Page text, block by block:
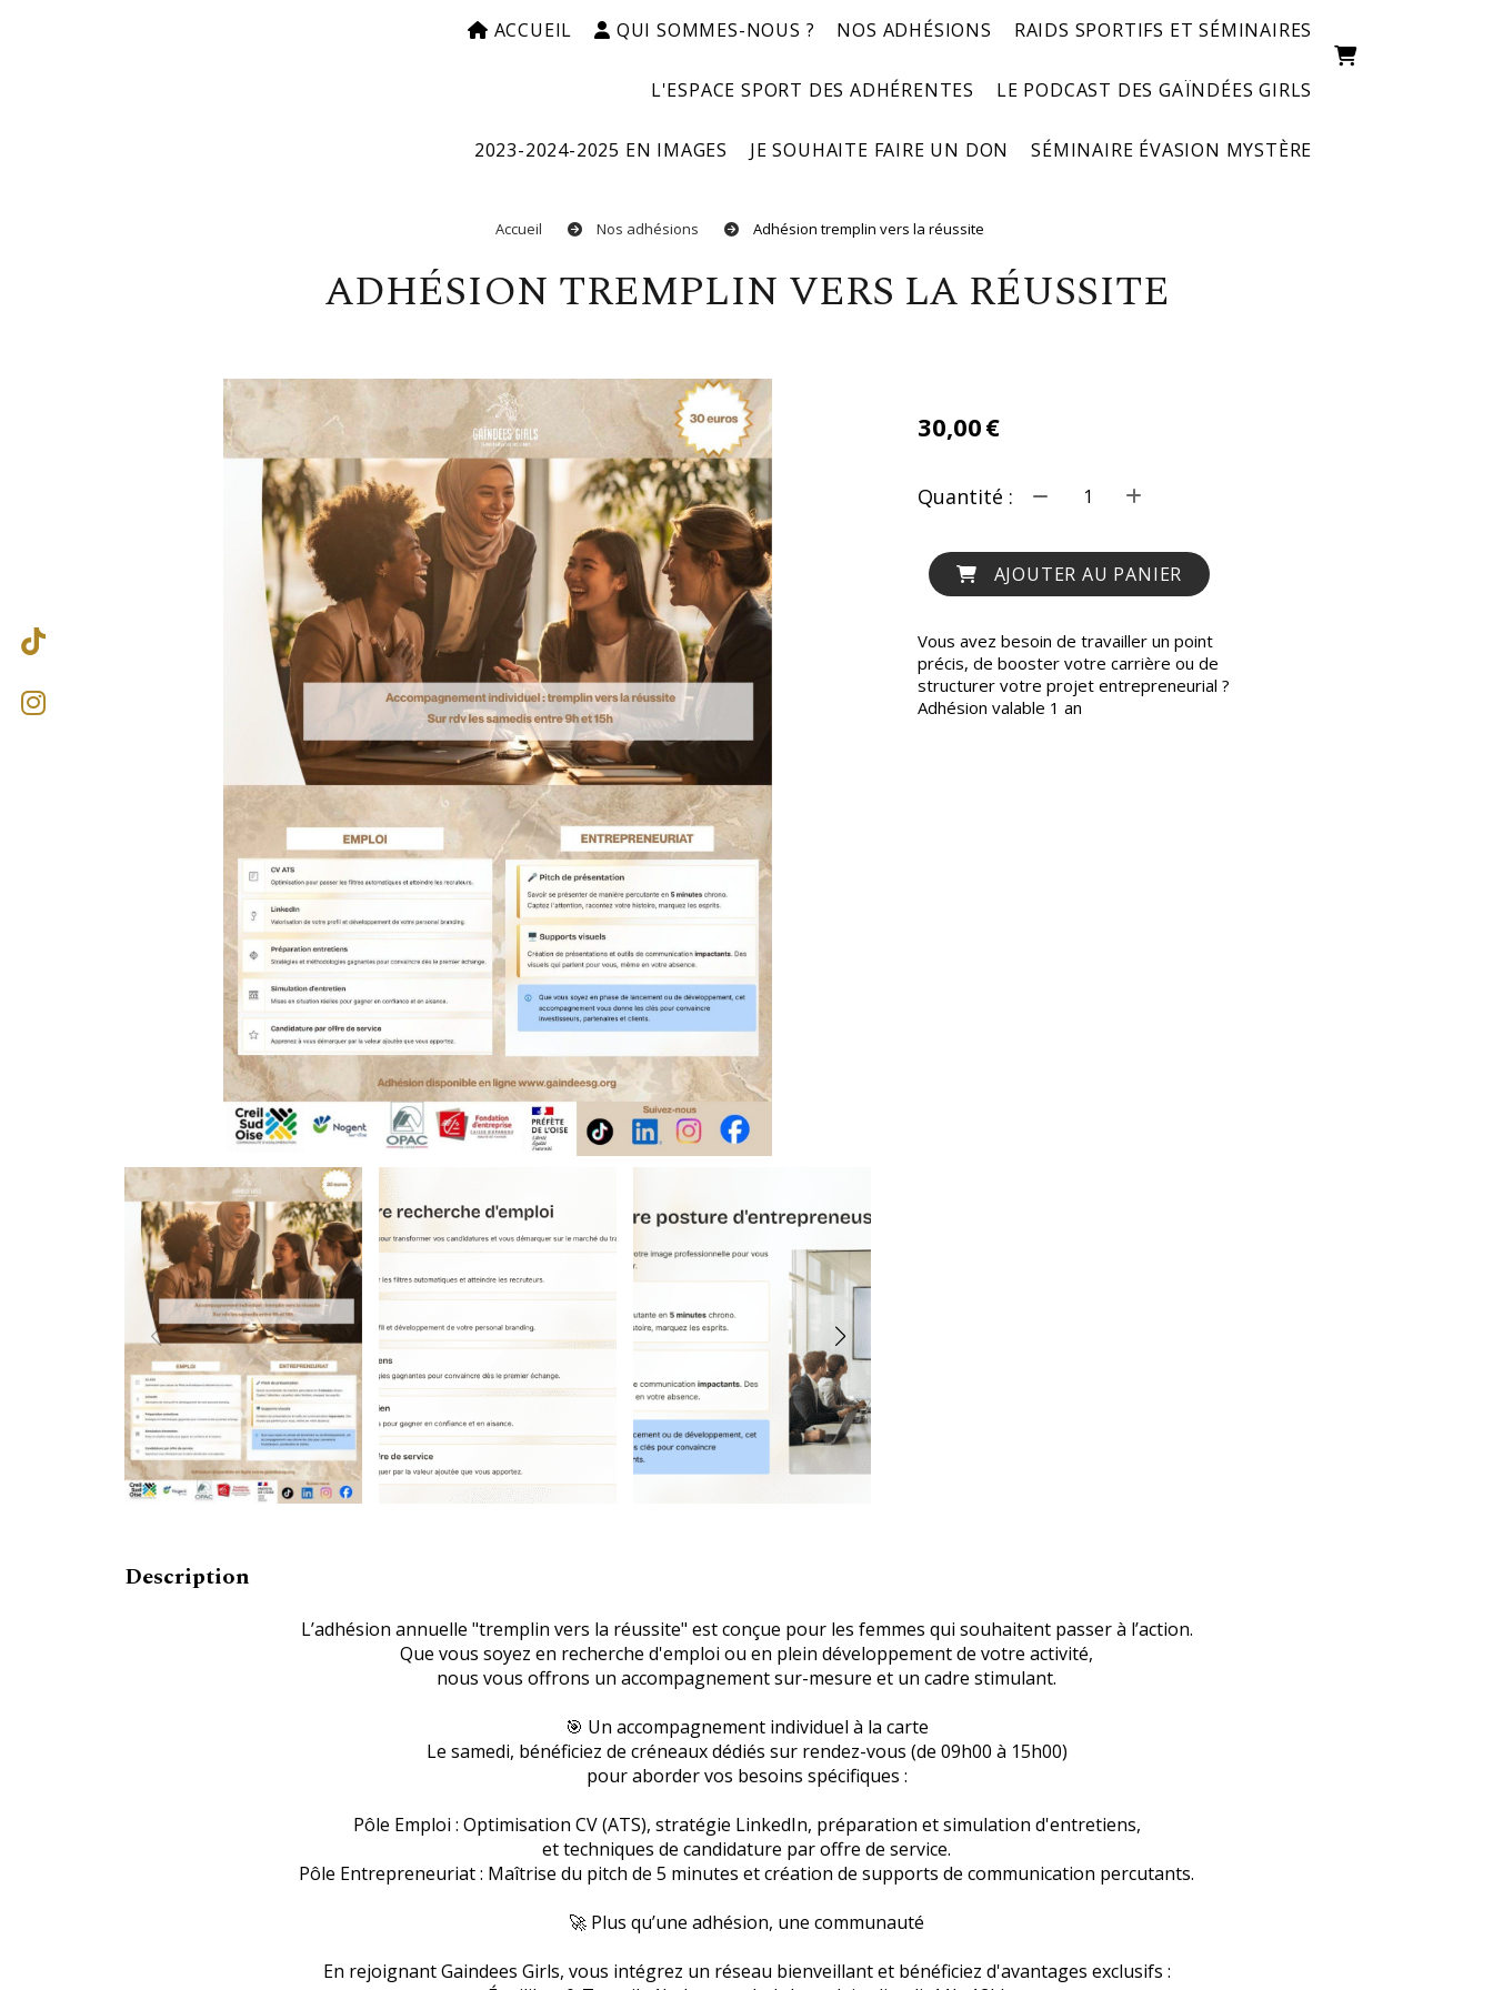
ACCUEIL QUI SOMMES-NOUS ? NOS ADHÉSIONS RAIDS SPORTIFS ET SÉMINAIRES
L'ESPACE SPORT DES ADHÉRENTES LE PODCAST DES GAÏNDÉES GIRLS
2023-2024-2025 EN IMAGES JE SOUHAITE FAIRE UN DON SÉMINAIRE ÉVASION MYSTÈRE
Accueil Nos adhésions Adhésion tremplin vers la réussite
ADHÉSION TREMPLIN VERS LA RÉUSSITE
30,00€
Quantité :
AJOUTER AU PANIER
Vous avez besoin de travailler un point
précis, de booster votre carrière ou de
structurer votre projet entrepreneurial ?
Adhésion valable 1 an
Description
L’adhésion annuelle "tremplin vers la réussite" est conçue pour les femmes qui souhaitent passer à l’action.
Que vous soyez en recherche d'emploi ou en plein développement de votre activité,
nous vous offrons un accompagnement sur-mesure et un cadre stimulant.
🎯 Un accompagnement individuel à la carte
Le samedi, bénéficiez de créneaux dédiés sur rendez-vous (de 09h00 à 15h00)
pour aborder vos besoins spécifiques :
Pôle Emploi : Optimisation CV (ATS), stratégie LinkedIn, préparation et simulation d'entretiens,
et techniques de candidature par offre de service.
Pôle Entrepreneuriat : Maîtrise du pitch de 5 minutes et création de supports de communication percutants.
🚀 Plus qu’une adhésion, une communauté
En rejoignant Gaindees Girls, vous intégrez un réseau bienveillant et bénéficiez d'avantages exclusifs :